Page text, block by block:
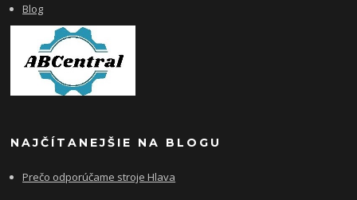
Blog
NAJČÍTANEJŠIE NA BLOGU
Prečo odporúčame stroje Hlava